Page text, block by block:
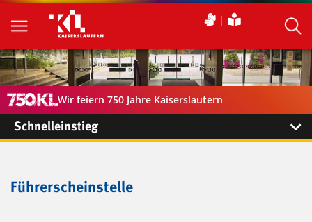
Wir feiern 750 Jahre Kaiserslautern
Schnelleinstieg
Führerscheinstelle